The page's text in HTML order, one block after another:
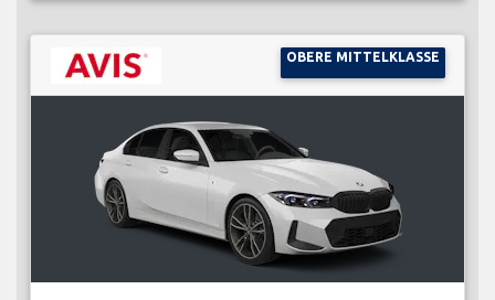
OBERE MITTELKLASSE